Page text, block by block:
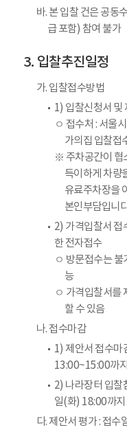
바. 본 입찰 건은 공동
급 포함) 참여 불가
입찰추진일정
가. 입찰접수방법
1) 입찰신청서 및
ㅇ 접수처 : 서울
가의집 입찰접
※ 주차공간이 협
득이하게 차량
유료주차장을
본인부담입니
2) 가격입찰서 접
한 전자접수
ㅇ 방문접수는
능
ㅇ 가격입찰서를
할 수 있음
나. 접수마감
1) 제안서 접수
13:00~15:00까지
2) 나라장터 입찰
일(화) 18:00까지
다. 제안서 평가 : 접